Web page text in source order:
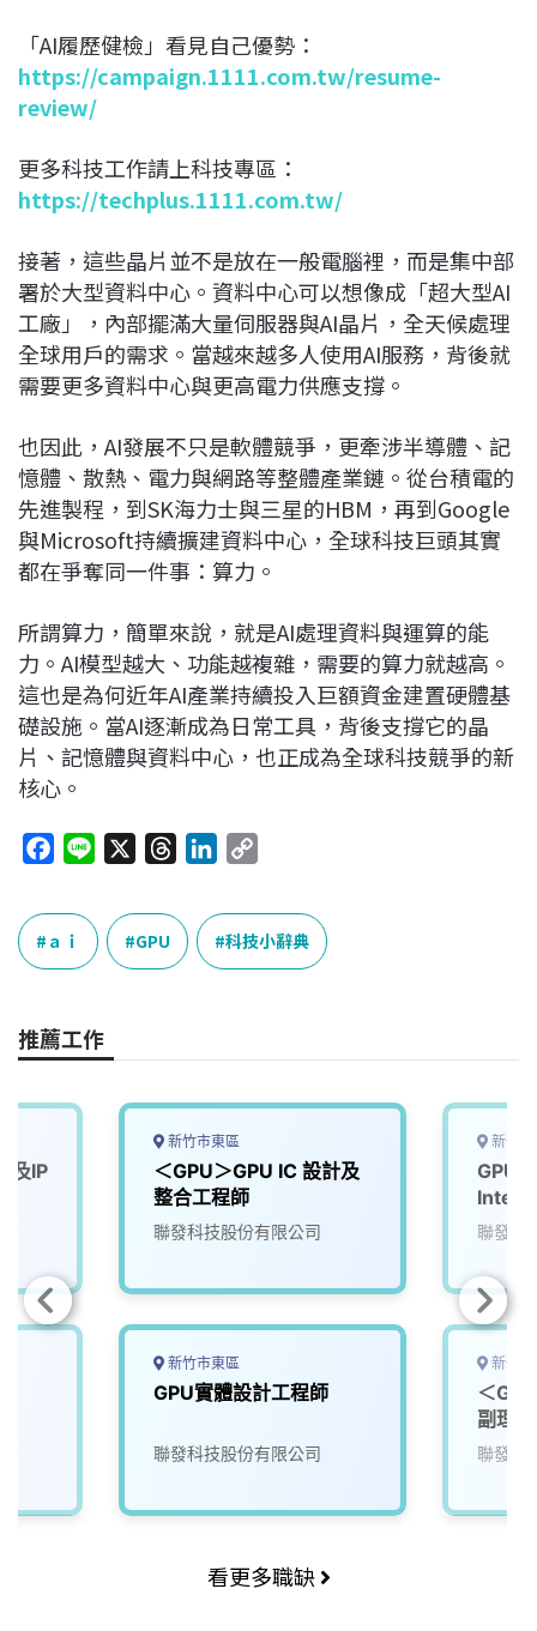
「AI履歷健檢」看見自己優勢：
https://campaign.1111.com.tw/resume-
review/
更多科技工作請上科技專區：
https://techplus.1111.com.tw/
接著，這些晶片並不是放在一般電腦裡，而是集中部
署於大型資料中心。資料中心可以想像成「超大型AI
工廠」，內部擺滿大量伺服器與AI晶片，全天候處理
全球用戶的需求。當越來越多人使用AI服務，背後就
需要更多資料中心與更高電力供應支撐。
也因此，AI發展不只是軟體競爭，更牽涉半導體、記
憶體、散熱、電力與網路等整體產業鏈。從台積電的
先進製程，到SK海力士與三星的HBM，再到Google
與Microsoft持續擴建資料中心，全球科技巨頭其實
都在爭奪同一件事：算力。
所謂算力，簡單來說，就是AI處理資料與運算的能
力。AI模型越大、功能越複雜，需要的算力就越高。
這也是為何近年AI產業持續投入巨額資金建置硬體基
礎設施。當AI逐漸成為日常工具，背後支撐它的晶
片、記憶體與資料中心，也正成為全球科技競爭的新
核心。
c
e
b
o
k
e
e
a
n
k
e
n
p
y
L
k
ａｉ GPU 科技小辭典
推薦工作
及IP
新竹市東區
＜GPU＞GPU IC 設計及
整合工程師
聯發科技股份有限公司
新竹市東區
GPU實體設計工程師
聯發科技股份有限公司
新竹
GPU
聯發科
新竹
＜
副理/
聯發科
看更多職缺